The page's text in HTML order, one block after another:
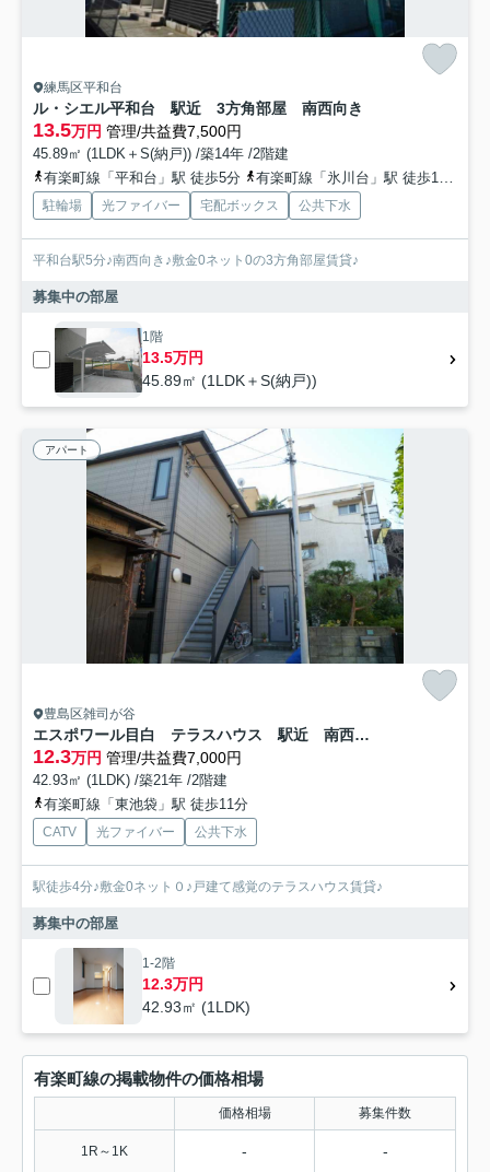
練馬区平和台
ル・シエル平和台 駅近 3方角部屋 南西向き
13.5万円 管理/共益費7,500円
45.89㎡ (1LDK＋S(納戸)) /築14年 /2階建
有楽町線「平和台」駅 徒歩5分
有楽町線「氷川台」駅 徒歩13分
駐輪場 光ファイバー 宅配ボックス 公共下水
平和台駅5分♪南西向き♪敷金0ネット0の3方角部屋賃貸♪
募集中の部屋
1階
13.5万円
45.89㎡ (1LDK＋S(納戸))
アパート
豊島区雑司が谷
エスポワール目白 テラスハウス 駅近 南西角部屋
12.3万円 管理/共益費7,000円
42.93㎡ (1LDK) /築21年 /2階建
有楽町線「東池袋」駅 徒歩11分
CATV 光ファイバー 公共下水
駅徒歩4分♪敷金0ネット０♪戸建て感覚のテラスハウス賃貸♪
募集中の部屋
1-2階
12.3万円
42.93㎡ (1LDK)
有楽町線の掲載物件の価格相場
価格相場 募集件数
1R～1K - -